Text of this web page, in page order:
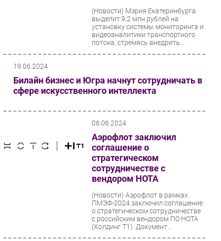
(Новости) Мэрия Екатеринбурга
выделит 9,2 млн рублей на
установку системы мониторинга и
видеоаналитики транспортного
потока, стремясь внедрить...
19.06.2024
Билайн бизнес и Югра начнут сотрудничать в
сфере искусственного интеллекта
06.06.2024
Аэрофлот заключил
соглашение о
стратегическом
сотрудничестве с
вендором НОТА
(Новости) Аэрофлот в рамках
ПМЭФ-2024 заключил соглашение
о стратегическом сотрудничестве
с российским вендором ПО НОТА
(Холдинг Т1). Документ...